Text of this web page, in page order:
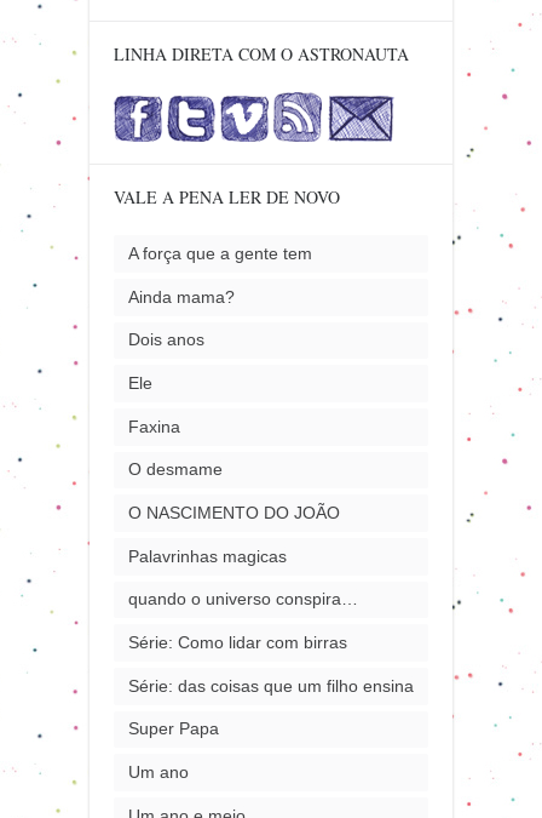
LINHA DIRETA COM O ASTRONAUTA
VALE A PENA LER DE NOVO
A força que a gente tem
Ainda mama?
Dois anos
Ele
Faxina
O desmame
O NASCIMENTO DO JOÃO
Palavrinhas magicas
quando o universo conspira…
Série: Como lidar com birras
Série: das coisas que um filho ensina
Super Papa
Um ano